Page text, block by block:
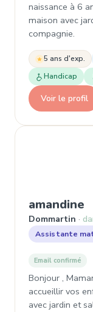
naissance à 6
maison avec
compagnie.
5 ans d'exp.
Handicap
Voir le profil
amandine
Dommartin
Assistante
Email confirmé
Bonjour ,
accueillir vos
avec jardin et